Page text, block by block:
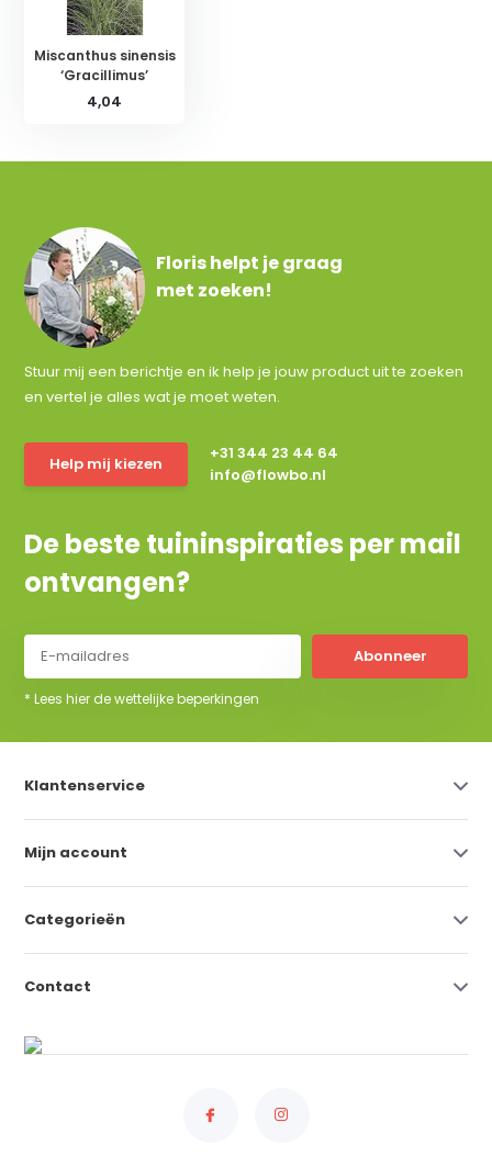
Miscanthus sinensis
‘Gracillimus’
4,04
Floris helpt je graag
met zoeken!
Stuur mij een berichtje en ik help je jouw product uit te zoeken
en vertel je alles wat je moet weten.
Help mij kiezen
+31 344 23 44 64
info@flowbo.nl
De beste tuininspiraties per mail
ontvangen?
Abonneer
* Lees hier de wettelijke beperkingen
Klantenservice
Mijn account
Categorieën
Contact